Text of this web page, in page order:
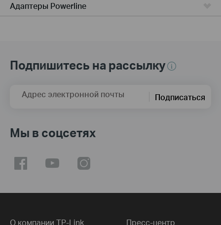
Адаптеры Powerline
Подпишитесь на рассылку
Адрес электронной почты Подписаться
Мы в соцсетях
О компании TP-Link Пресс-центр